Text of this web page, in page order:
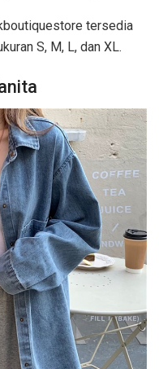
tersedia
S, M, L, dan XL.